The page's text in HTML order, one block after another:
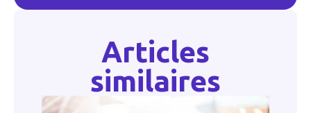
Articles
similaires